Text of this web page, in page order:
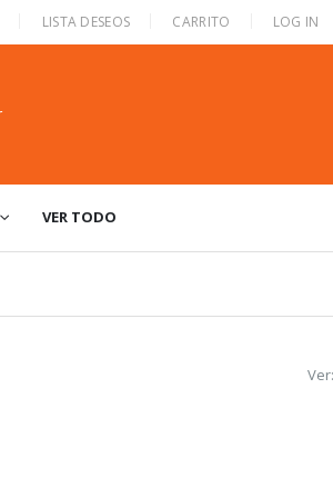
LISTA DESEOS CARRITO LOG IN
VER TODO
Ver: